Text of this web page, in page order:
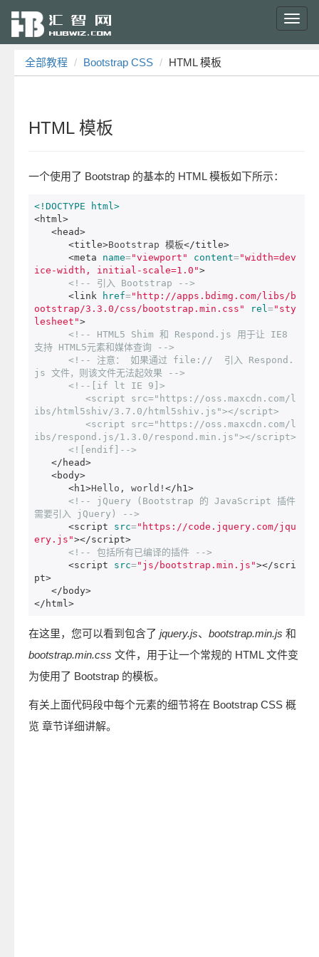
全部教程 Bootstrap CSS HTML 模板
HTML 模板
一个使用了 Bootstrap 的基本的 HTML 模板如下所示：
<!DOCTYPE html>
<html>
<head>
<title>Bootstrap 模板</title>
<meta
name="viewport" content="width=dev
ice-width, initial-scale=1.0">
<!-- 引入 Bootstrap -->
<link
href="http://apps.bdimg.com/libs/b
ootstrap/3.3.0/css/bootstrap.min.css"
rel="sty
lesheet">
<!-- HTML5 Shim 和 Respond.js 用于让 IE8
支持 HTML5元素和媒体查询 -->
<!-- 注意： 如果通过 file://  引入 Respond.
js 文件，则该文件无法起效果 -->
<!--[if lt IE 9]>
ibs/html5shiv/3.7.0/html5shiv.js"></script>
ibs/respond.js/1.3.0/respond.min.js"></script>
      <![endif]-->
</head>
<body>
<h1>Hello, world! </h1>
<!-- jQuery (Bootstrap 的 JavaScript 插件
需要引入 jQuery) -->
<script
src="https://code.jquery.com/jqu
ery.js"></script>
<!-- 包括所有已编译的插件 -->
<script
src="js/bootstrap.min.js"></scri
pt>
</body>
</html>
在这里，您可以看到包含了 jquery.js、 bootstrap.min.js 和
bootstrap.min.css 文件，用于让一个常规的 HTML 文件变
为使用了 Bootstrap 的模板。
有关上面代码段中每个元素的细节将在 Bootstrap CSS 概
览 章节详细讲解。